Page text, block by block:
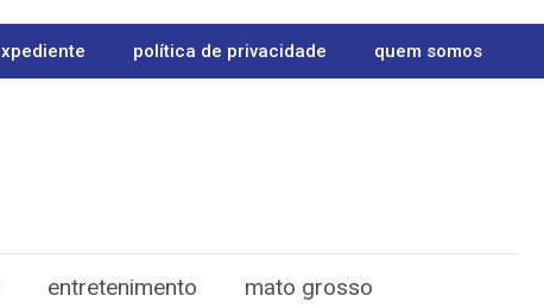
política de privacidade quem somos
entretenimento mato grosso